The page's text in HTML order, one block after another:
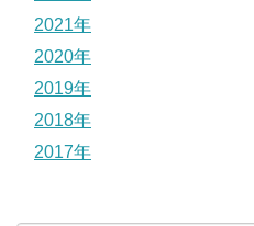
2021年
2020年
2019年
2018年
2017年